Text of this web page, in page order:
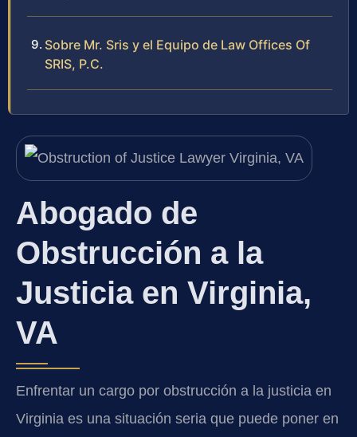
Sobre Mr. Sris y el Equipo de Law Offices Of
SRIS, P.C.
Abogado de
Obstrucción a la
Justicia en Virginia,
VA
Enfrentar un cargo por obstrucción a la justicia en
Virginia es una situación seria que puede poner en